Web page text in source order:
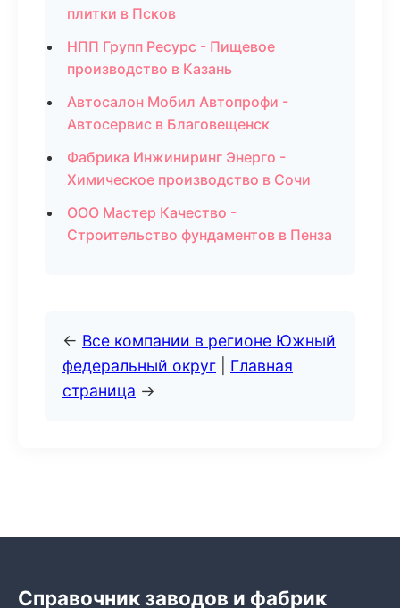
плитки в Псков
НПП Групп Ресурс - Пищевое
производство в Казань
Автосалон Мобил Автопрофи -
Автосервис в Благовещенск
Фабрика Инжиниринг Энерго -
Химическое производство в Сочи
ООО Мастер Качество -
Строительство фундаментов в Пенза
← Все компании в регионе Южный
федеральный округ
Главная
страница →
Справочник заводов и фабрик